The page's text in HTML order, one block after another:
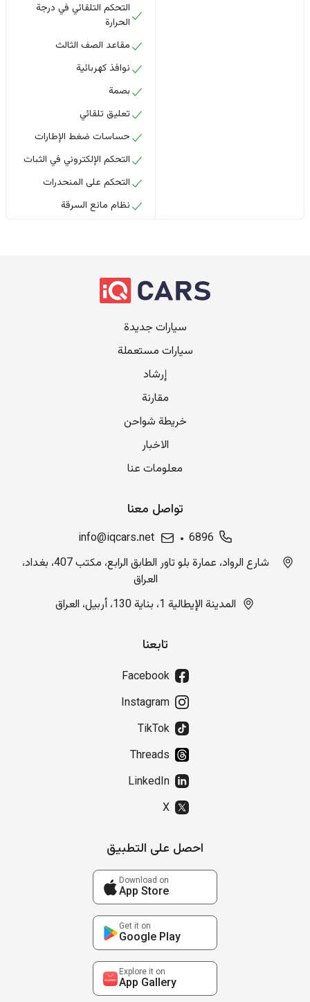
التحكم التلقائي في درجة
الحرارة
مقاعد الصف الثالث
نوافذ كهربائية
بصمة
تعليق تلقائي
حساسات ضغط الإطارات
التحكم الإلكتروني في الثبات
التحكم على المنحدرات
نظام مانع السرقة
سيارات جديدة
سيارات مستعملة
إرشاد
مقارنة
خريطة شواحن
الاخبار
معلومات عنا
تواصل معنا
6896
info@iqcars.net
شارع الرواد، عمارة بلو تاور الطابق الرابع، مكتب 407، بغداد،
العراق
المدينة الإيطالية 1، بناية 130، أربيل، العراق
تابعنا
Facebook
Instagram
TikTok
Threads
LinkedIn
X
احصل على التطبيق
Download on
App Store
Get it on
Google Play
Explore it on
App Gallery